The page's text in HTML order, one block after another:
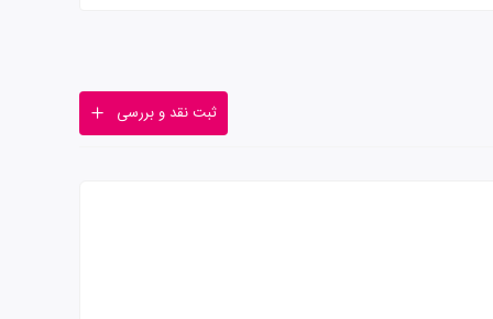
ثبت نقد و بررسی